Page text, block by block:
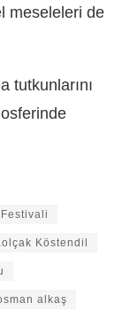
meseleleri de
tutkunlarını
Köstendil
alkaş